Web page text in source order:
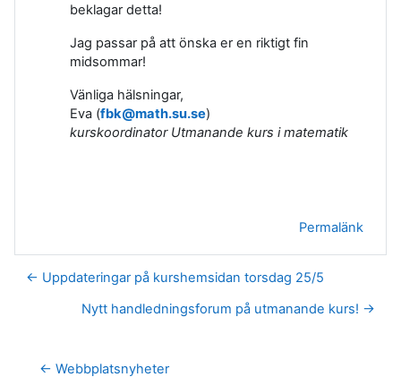
beklagar detta!
Jag passar på att önska er en riktigt fin
midsommar!
Vänliga hälsningar,
Eva (fbk@math.su.se)
kurskoordinator Utmanande kurs i matematik
Permalänk
← Uppdateringar på kurshemsidan torsdag 25/5
Nytt handledningsforum på utmanande kurs! →
← Webbplatsnyheter